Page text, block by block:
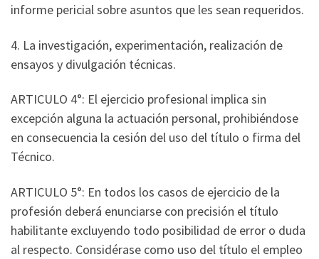
informe pericial sobre asuntos que les sean requeridos.
4. La investigación, experimentación, realización de
ensayos y divulgación técnicas.
ARTICULO 4°: El ejercicio profesional implica sin
excepción alguna la actuación personal, prohibiéndose
en consecuencia la cesión del uso del título o firma del
Técnico.
ARTICULO 5°: En todos los casos de ejercicio de la
profesión deberá enunciarse con precisión el título
habilitante excluyendo todo posibilidad de error o duda
al respecto. Considérase como uso del título el empleo